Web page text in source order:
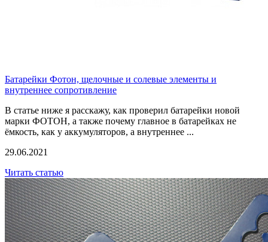
Батарейки Фотон, щелочные и солевые элементы и
внутреннее сопротивление
В статье ниже я расскажу, как проверил батарейки новой
марки ФОТОН, а также почему главное в батарейках не
ёмкость, как у аккумуляторов, а внутреннее ...
29.06.2021
Читать статью